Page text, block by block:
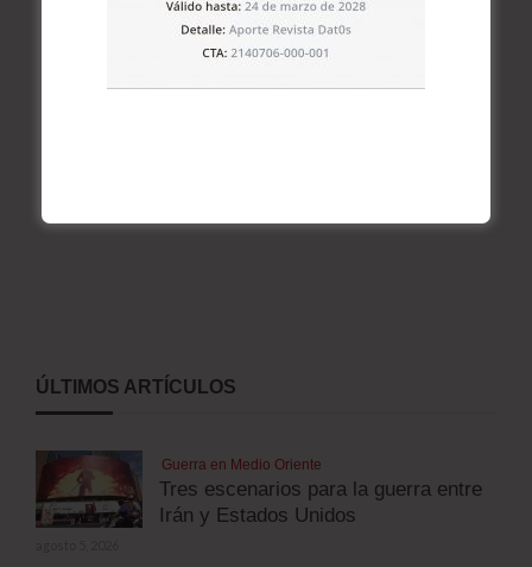
ÚLTIMOS ARTÍCULOS
Guerra en Medio Oriente
Tres escenarios para la guerra entre
Irán y Estados Unidos